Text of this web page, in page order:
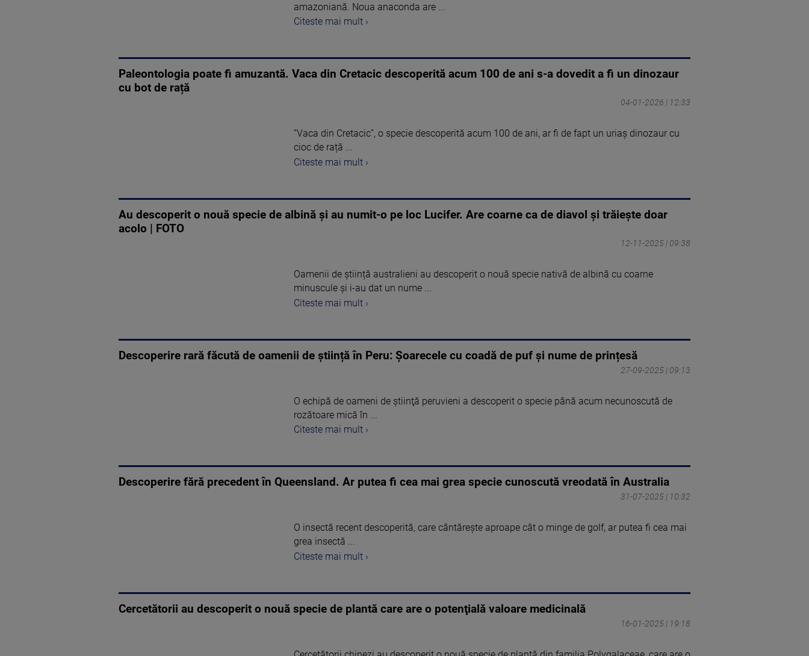
amazoniană. Noua anaconda are ...
Citeste mai mult ›
Paleontologia poate fi amuzantă. Vaca din Cretacic descoperită acum 100 de ani s-a dovedit a fi un dinozaur
cu bot de rață
04-01-2026 | 12:33
”Vaca din Cretacic”, o specie descoperită acum 100 de ani, ar fi de fapt un uriaș dinozaur cu
cioc de rață ...
Citeste mai mult ›
Au descoperit o nouă specie de albină și au numit-o pe loc Lucifer. Are coarne ca de diavol și trăiește doar
acolo | FOTO
12-11-2025 | 09:38
Oamenii de știință australieni au descoperit o nouă specie nativă de albină cu coarne
minuscule și i-au dat un nume ...
Citeste mai mult ›
Descoperire rară făcută de oamenii de știință în Peru: Șoarecele cu coadă de puf și nume de prințesă
27-09-2025 | 09:13
O echipă de oameni de ştiinţă peruvieni a descoperit o specie până acum necunoscută de
rozătoare mică în ...
Citeste mai mult ›
Descoperire fără precedent în Queensland. Ar putea fi cea mai grea specie cunoscută vreodată în Australia
31-07-2025 | 10:32
O insectă recent descoperită, care cântăreşte aproape cât o minge de golf, ar putea fi cea mai
grea insectă ...
Citeste mai mult ›
Cercetătorii au descoperit o nouă specie de plantă care are o potenţială valoare medicinală
16-01-2025 | 19:18